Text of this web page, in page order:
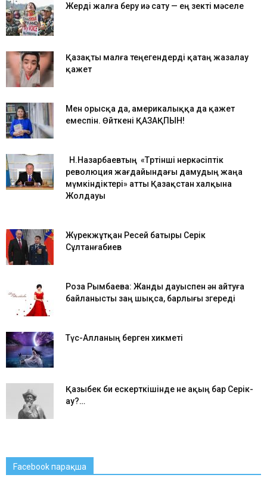
Жерді жалға беру иә сату — ең өзекті мәселе
Қазақты малға теңегендерді қатаң жазалау
қажет
Мен орысқа да, америкалыққа да қажет
емеспін. Өйткені ҚАЗАҚПЫН!
Н.Назарбаевтың «Төртінші өнеркәсіптік
революция жағдайындағы дамудың жаңа
мүмкіндіктері» атты Қазақстан халқына
Жолдауы
Жүрекжұтқан Ресей батыры Серік
Сұлтанғабиев
Роза Рымбаева: Жанды дауыспен ән айтуға
байланысты заң шықса, барлығы өзгереді
Түс-Алланың берген хикметі
Қазыбек би ескерткішінде не ақың бар Серік-
ау?…
Facebook парақша